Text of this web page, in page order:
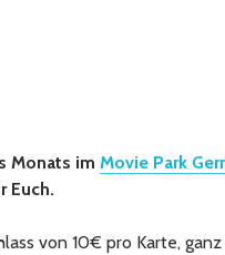
Monats im Movie Park
Euch.
von 10€ pro Karte,